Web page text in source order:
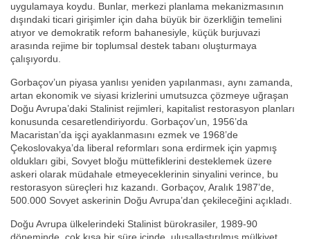
uygulamaya koydu. Bunlar, merkezi planlama mekanizmasının
dışındaki ticari girişimler için daha büyük bir özerkliğin temelini
atıyor ve demokratik reform bahanesiyle, küçük burjuvazi
arasında rejime bir toplumsal destek tabanı oluşturmaya
çalışıyordu.
Gorbaçov’un piyasa yanlısı yeniden yapılanması, aynı zamanda,
artan ekonomik ve siyasi krizlerini umutsuzca çözmeye uğraşan
Doğu Avrupa’daki Stalinist rejimleri, kapitalist restorasyon planları
konusunda cesaretlendiriyordu. Gorbaçov’un, 1956’da
Macaristan’da işçi ayaklanmasını ezmek ve 1968’de
Çekoslovakya’da liberal reformları sona erdirmek için yapmış
oldukları gibi, Sovyet bloğu müttefiklerini desteklemek üzere
askeri olarak müdahale etmeyeceklerinin sinyalini verince, bu
restorasyon süreçleri hız kazandı. Gorbaçov, Aralık 1987’de,
500.000 Sovyet askerinin Doğu Avrupa’dan çekileceğini açıkladı.
Doğu Avrupa ülkelerindeki Stalinist bürokrasiler, 1989-90